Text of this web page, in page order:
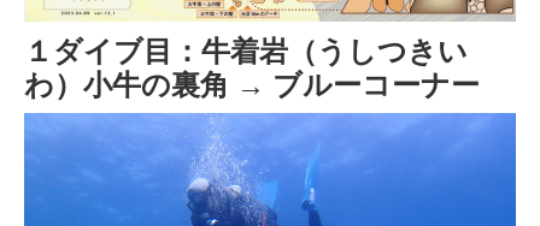
１ダイブ目：牛着岩（うしつきい
わ）小牛の裏角 → ブルーコーナー